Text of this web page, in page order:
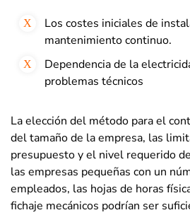
Los costes iniciales de
mantenimiento continuo.
Dependencia de la
problemas técnicos
La elección del método para el
del tamaño de la empresa, las
presupuesto y el nivel requerido
las empresas pequeñas con un
empleados, las hojas de horas
fichaje mecánicos podrían ser